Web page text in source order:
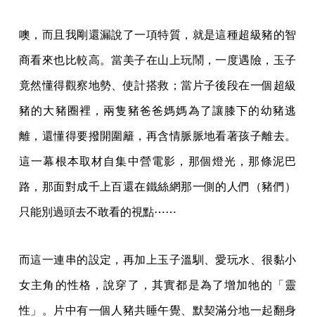
噢，而且我剛還漏說了一項特質，就是這種超級豬的智
商看來也比較高。當美子在山上玩鬧，一度遇險，玉子
竟然懂得觀察地勢、使計搭救；當片子後段在一個超級
豬的大豬圈裡，兩隻豬爸爸媽媽為了讓膝下的幼豬逃
離，還懂得要撥開圍籬，再含情脈脈地看著孩子離去。
這一幕根本取材自集中營電影，那個燈光，那條泥巴
路，那面對成千上百還在鐵絲網那一側的人們（豬們）
只能別過頭去不敢看的視點⋯⋯
而這一連串的設定，再加上玉子溫馴、愛玩水、很黏小
女主角的性格，說穿了，其實都是為了增加牠的「靈
性」。片中有一個人豬共睡午覺、默契滿分地一起翻身